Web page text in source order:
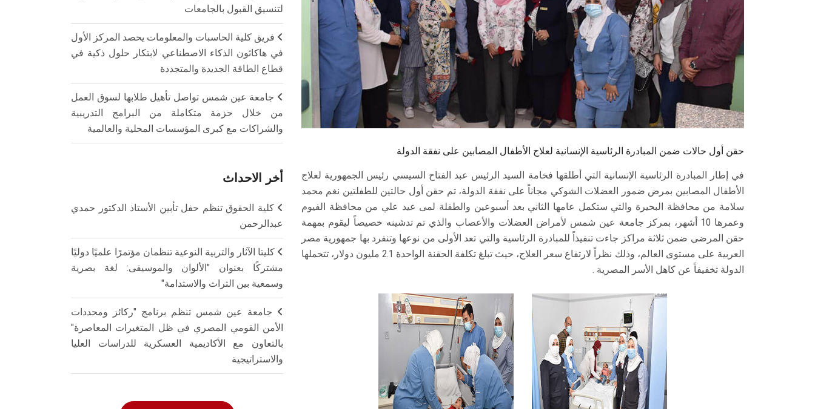
حقن أول حالات ضمن المبادرة الرئاسية الإنسانية لعلاج الأطفال المصابين على نفقة الدولة
في إطار المبادرة الرئاسية الإنسانية التي أطلقها فخامة السيد الرئيس عبد الفتاح السيسي رئيس الجمهورية لعلاج
الأطفال المصابين بمرض ضمور العضلات الشوكي مجاناً على نفقة الدولة، تم حقن أول حالتين للطفلتين نغم محمد
سلامة من محافظة البحيرة والتي ستكمل عامها الثاني بعد أسبوعين والطفلة لمى عيد علي من محافظة الفيوم
وعمرها 10 أشهر، بمركز جامعة عين شمس لأمراض العضلات والأعصاب والذي تم تدشينه خصيصاً ليقوم بمهمة
حقن المرضى ضمن ثلاثة مراكز جاءت تنفيذاً للمبادرة الرئاسية والتي تعد الأولى من نوعها وتنفرد بها جمهورية مصر
العربية على مستوى العالم، وذلك نظراً لارتفاع سعر العلاج، حيث تبلغ تكلفة الحقنة الواحدة 2.1 مليون دولار، تتحملها
الدولة تخفيفاً عن كاهل الأسر المصرية .
لتنسيق القبول بالجامعات
فريق كلية الحاسبات والمعلومات يحصد المركز الأول
في هاكاثون الذكاء الاصطناعي لابتكار حلول ذكية في
قطاع الطاقة الجديدة والمتجددة
جامعة عين شمس تواصل تأهيل طلابها لسوق العمل
من خلال حزمة متكاملة من البرامج التدريبية
والشراكات مع كبرى المؤسسات المحلية والعالمية
أخر الاحداث
كلية الحقوق تنظم حفل تأبين الأستاذ الدكتور حمدي
عبدالرحمن
كليتا الآثار والتربية النوعية تنظمان مؤتمرًا علميًا دوليًا
مشتركًا بعنوان "الألوان والموسيقى: لغة بصرية
وسمعية بين التراث والاستدامة"
جامعة عين شمس تنظم برنامج "ركائز ومحددات
الأمن القومي المصري في ظل المتغيرات المعاصرة"
بالتعاون مع الأكاديمية العسكرية للدراسات العليا
والاستراتيجية